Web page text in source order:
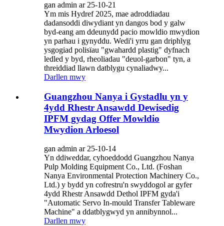
gan admin ar 25-10-21
Ym mis Hydref 2025, mae adroddiadau
dadansoddi diwydiant yn dangos bod y galw
byd-eang am ddeunydd pacio mowldio mwydion
yn parhau i gynyddu. Wedi'i yrru gan driphlyg
ysgogiad polisïau "gwahardd plastig" dyfnach
ledled y byd, rheoliadau "deuol-garbon" tyn, a
threiddiad llawn datblygu cynaliadwy...
Darllen mwy
Guangzhou Nanya i Gystadlu yn y
4ydd Rhestr Ansawdd Dewisedig
IPFM gydag Offer Mowldio
Mwydion Arloesol
gan admin ar 25-10-14
Yn ddiweddar, cyhoeddodd Guangzhou Nanya
Pulp Molding Equipment Co., Ltd. (Foshan
Nanya Environmental Protection Machinery Co.,
Ltd.) y bydd yn cofrestru'n swyddogol ar gyfer
4ydd Rhestr Ansawdd Dethol IPFM gyda'i
"Automatic Servo In-mould Transfer Tableware
Machine" a ddatblygwyd yn annibynnol...
Darllen mwy